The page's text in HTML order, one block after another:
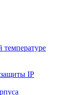
IP